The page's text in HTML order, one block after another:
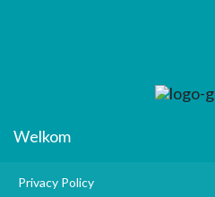
Welkom
Privacy Policy